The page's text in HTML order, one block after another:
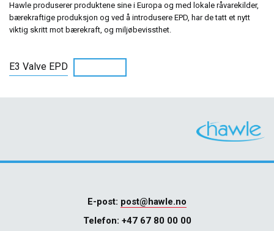
Hawle produserer produktene sine i Europa og med lokale råvarekilder,
bærekraftige produksjon og ved å introdusere EPD, har de tatt et nytt
viktig skritt mot bærekraft, og miljøbevissthet.
E3 Valve EPD
E-post: post@hawle.no
Telefon: +47 67 80 00 00